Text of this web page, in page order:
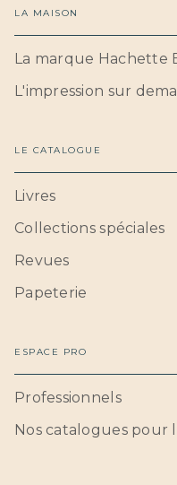
LA MAISON
La marque Hachette
L'impression sur
LE CATALOGUE
Livres
Collections spéciales
Revues
Papeterie
ESPACE PRO
Professionnels
Nos catalogues pour